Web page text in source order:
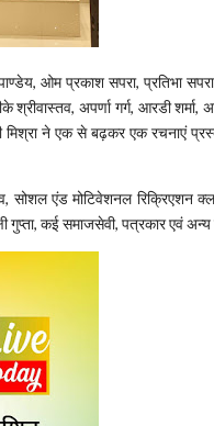
ओम प्रकाश सपरा, प्रतिभा सपरा,
पीके श्रीवास्तव, अपर्णा गर्ग, आरडी
मिश्रा ने एक से बढ़कर एक रचनाएं
सोशल एंड मोटिवेशनल रिक्रिएशन
गुप्ता, कई समाजसेवी, पत्रकार एवं